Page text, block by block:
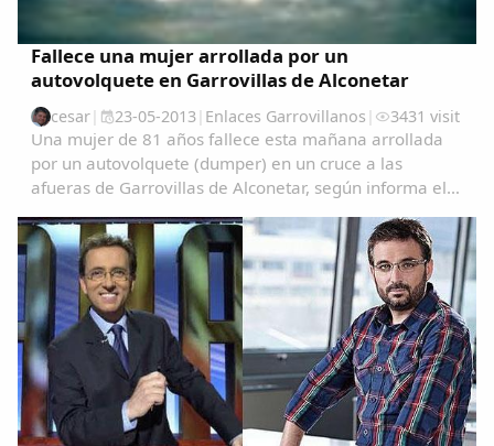
Fallece una mujer arrollada por un
autovolquete en Garrovillas de Alconetar
cesar| 23-05-2013| Enlaces Garrovillanos | 3431 visit
Una mujer de 81 años fallece esta mañana arrollada
por un autovolquete (dumper) en un cruce a las
afueras de Garrovillas de Alconetar, según informa el
servicio de emergencias 112 de Extremadura.El
accidente se ha producido a las 9.30 de la mañana
en...
Copiar enlace